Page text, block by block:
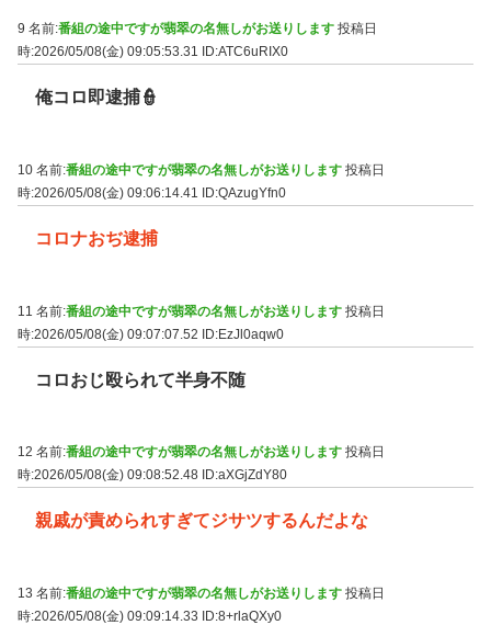
9 名前:番組の途中ですが翡翠の名無しがお送りします 投稿日
時:2026/05/08(金) 09:05:53.31
ID:ATC6uRIX0
俺コロ即逮捕👮
10 名前:番組の途中ですが翡翠の名無しがお送りします 投稿日
時:2026/05/08(金) 09:06:14.41
ID:QAzugYfn0
コロナおぢ逮捕
11 名前:番組の途中ですが翡翠の名無しがお送りします 投稿日
時:2026/05/08(金) 09:07:07.52 ID:EzJl0aqw0
コロおじ殴られて半身不随
12 名前:番組の途中ですが翡翠の名無しがお送りします 投稿日
時:2026/05/08(金) 09:08:52.48 ID:aXGjZdY80
親戚が責められすぎてジサツするんだよな
13 名前:番組の途中ですが翡翠の名無しがお送りします 投稿日
時:2026/05/08(金) 09:09:14.33 ID:8+rlaQXy0